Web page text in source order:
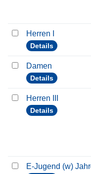
Herren I
Details
Damen
Details
Herren III
Details
E-Jugend (w)